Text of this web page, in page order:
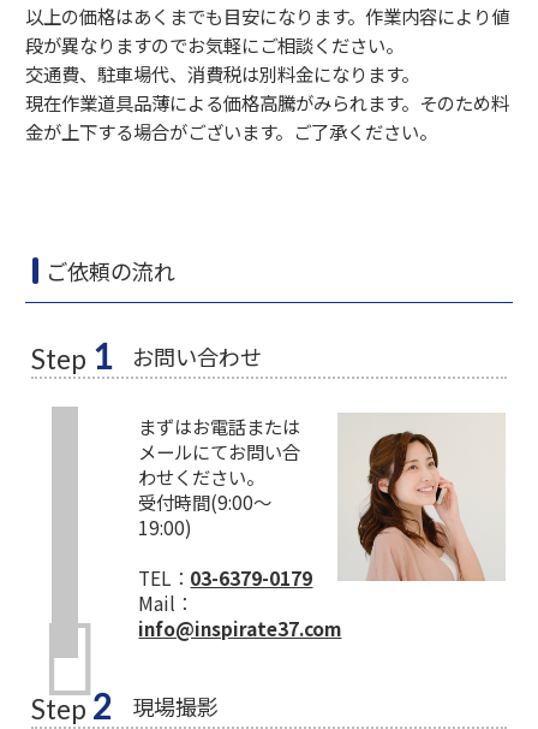
以上の価格はあくまでも目安になります。作業内容により値
段が異なりますのでお気軽にご相談ください。
交通費、駐車場代、消費税は別料金になります。
現在作業道具品薄による価格高騰がみられます。そのため料
金が上下する場合がございます。ご了承ください。
ご依頼の流れ
Step 1 お問い合わせ
まずはお電話または
メールにてお問い合
わせください。
受付時間(9:00～
19:00)
TEL： 03-6379-0179
Mail：
info@inspirate37.com
Step 2 現場撮影